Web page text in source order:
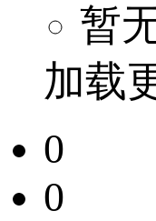
暂
加载
0
0